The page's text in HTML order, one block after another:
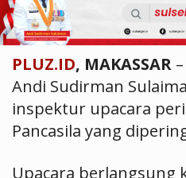
PLUZ.ID, MAKASSAR
Andi Sudirman
inspektur upacara
Pancasila yang
Upacara berlangsung